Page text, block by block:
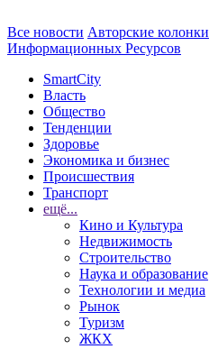
Все новости Авторские колонки
Информационных Ресурсов
SmartCity
Власть
Общество
Тенденции
Здоровье
Экономика и бизнес
Происшествия
Транспорт
ещё...
Кино и Культура
Недвижимость
Строительство
Наука и образование
Технологии и медиа
Рынок
Туризм
ЖКХ